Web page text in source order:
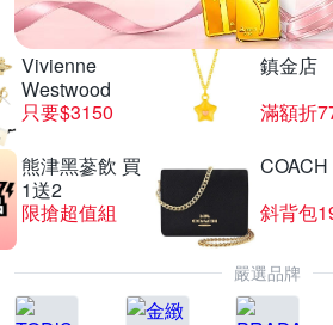
Vivienne
Westwood
只要$3150
鎮金店
滿額折
熊津黑蔘飲 買
1送2
限搶超值組
斜背包
嚴選品牌